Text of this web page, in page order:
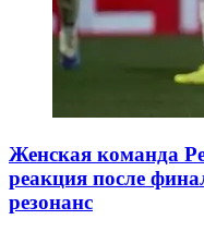
Женская команда
реакция после
резонанс